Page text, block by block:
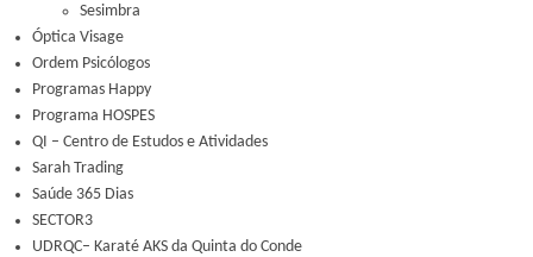
Sesimbra
Óptica Visage
Ordem Psicólogos
Programas Happy
Programa HOSPES
QI – Centro de Estudos e Atividades
Sarah Trading
Saúde 365 Dias
SECTOR3
UDRQC– Karaté AKS da Quinta do Conde